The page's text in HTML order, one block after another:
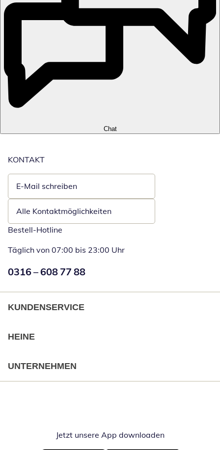
Chat
KONTAKT
E-Mail schreiben
Öffnet E-Mail-Client
Alle Kontaktmöglichkeiten
Bestell-Hotline
Täglich von 07:00 bis 23:00 Uhr
Numéro de téléphone:
0316 – 608 77 88
KUNDENSERVICE
HEINE
UNTERNEHMEN
Jetzt unsere App downloadenÖffnet in